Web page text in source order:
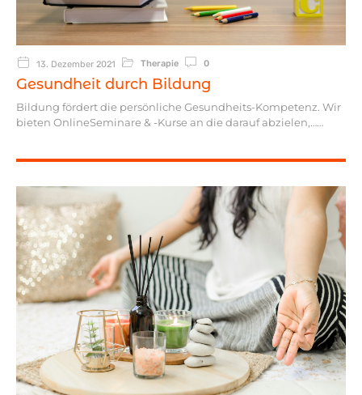
13. Dezember 2021 Therapie 0
Gesundheit durch Bildung
Bildung fördert die persönliche Gesundheits-Kompetenz. Wir
bieten OnlineSeminare & -Kurse an die darauf abzielen,…